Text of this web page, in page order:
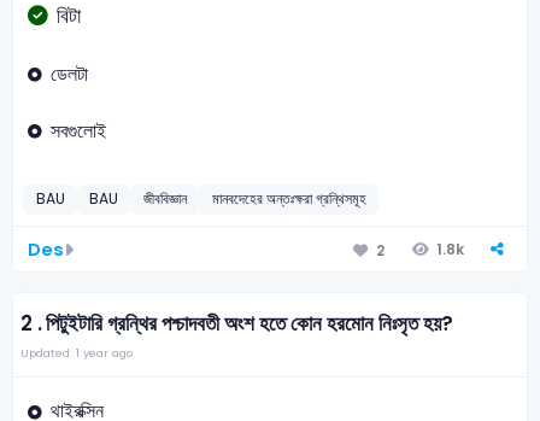
বিটা
ডেলটা
সবগুলোই
BAU BAU জীববিজ্ঞান মানবদেহের অন্তঃক্ষরা গ্রন্থিসমূহ
Des 2 1.8k
2 .পিটুইটারি গ্রন্থির পশ্চাদবতী অংশ হতে কোন হরমোন নিঃসৃত হয়?
Updated: 1 year ago
থাইরক্সিন